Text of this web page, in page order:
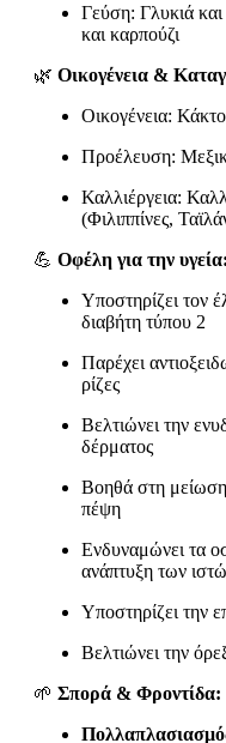
Γεύση: Γλυκιά και
και καρπούζι
🌿 Οικογένεια &
Οικογένεια:
Προέλευση:
Καλλιέργεια:
(Φιλιππίνες,
💪 Οφέλη για την υγεία:
Υποστηρίζει τον
διαβήτη τύπου 2
Παρέχει
ρίζες
Βελτιώνει την
δέρματος
Βοηθά στη μείωση
πέψη
Ενδυναμώνει τα
ανάπτυξη των
Υποστηρίζει την
Βελτιώνει την
🌱 Σπορά & Φροντίδα: